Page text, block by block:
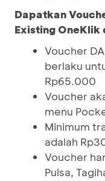
Dapatkan
Existing OneKlik
Voucher
berlaku
Rp65.000
Voucher
menu
Minimum
adalah
Voucher
Pulsa,